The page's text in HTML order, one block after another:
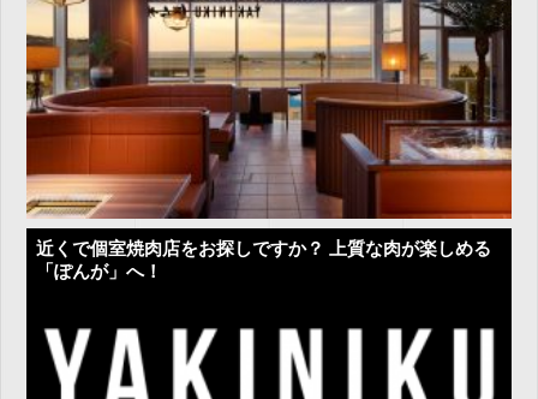
近くで個室焼肉店をお探しですか？ 上質な肉が楽しめる
「ぽんが」へ！